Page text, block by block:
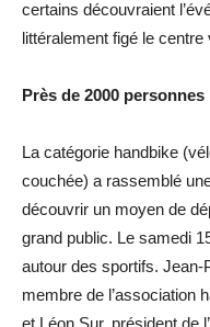
certains découvraient
littéralement figé le
Près de 2000 personnes
La catégorie handbike
couchée) a rassemblé
découvrir un moyen de
grand public. Le samedi
autour des sportifs. Jean-
membre de l’association
et Léon Sur, président de